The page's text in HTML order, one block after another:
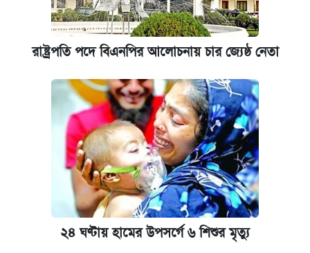
রাষ্ট্রপতি পদে বিএনপির আলোচনায় চার জ্যেষ্ঠ নেতা
২৪ ঘণ্টায় হামের উপসর্গে ৬ শিশুর মৃত্যু